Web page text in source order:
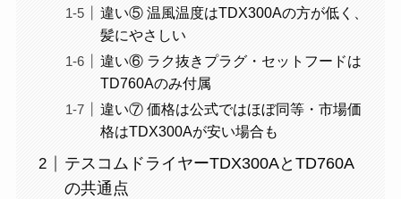
違い⑤ 温風温度はTDX300Aの方が低く、
髪にやさしい
違い⑥ ラク抜きプラグ・セットフードは
TD760Aのみ付属
違い⑦ 価格は公式ではほぼ同等・市場価
格はTDX300Aが安い場合も
テスコムドライヤーTDX300AとTD760A
の共通点